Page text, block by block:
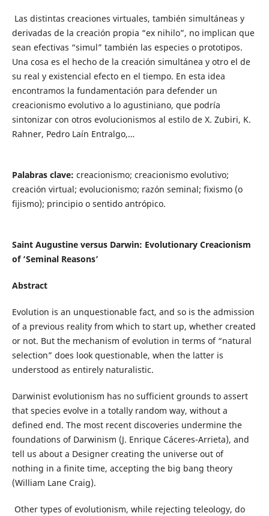
Las distintas creaciones virtuales, también simultáneas y
derivadas de la creación propia “ex nihilo”, no implican que
sean efectivas “simul” también las especies o prototipos.
Una cosa es el hecho de la creación simultánea y otro el de
su real y existencial efecto en el tiempo. En esta idea
encontramos la fundamentación para defender un
creacionismo evolutivo a lo agustiniano, que podría
sintonizar con otros evolucionismos al estilo de X. Zubiri, K.
Rahner, Pedro Laín Entralgo,…
Palabras clave: creacionismo; creacionismo evolutivo;
creación virtual; evolucionismo; razón seminal; fixismo (o
fijismo); principio o sentido antrópico.
Saint Augustine versus Darwin: Evolutionary Creacionism
of ‘Seminal Reasons’
Abstract
Evolution is an unquestionable fact, and so is the admission
of a previous reality from which to start up, whether created
or not. But the mechanism of evolution in terms of “natural
selection” does look questionable, when the latter is
understood as entirely naturalistic.
Darwinist evolutionism has no sufficient grounds to assert
that species evolve in a totally random way, without a
defined end. The most recent discoveries undermine the
foundations of Darwinism (J. Enrique Cáceres-Arrieta), and
tell us about a Designer creating the universe out of
nothing in a finite time, accepting the big bang theory
(William Lane Craig).
Other types of evolutionism, while rejecting teleology, do